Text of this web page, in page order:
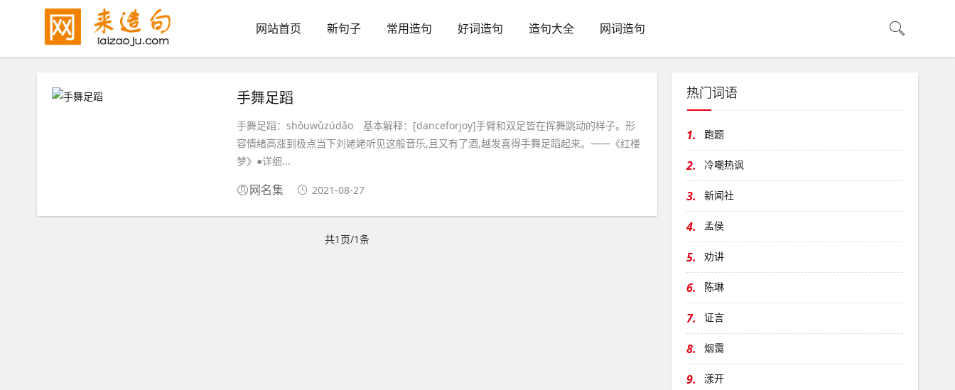
网站首页 新句子 常用造句 好词造句 造句大全 网词造句
手舞足蹈
手舞足蹈：shǒuwǔzúdǎo 基本解释：[danceforjoy]手臂和双足皆在挥舞跳动的样子。形
容情绪高涨到极点当下刘姥姥听见这般音乐,且又有了酒,越发喜得手舞足蹈起来。——《红楼
梦》●详细...
网名集 2021-08-27
共1页/1条
热门词语
1. 跑题
2. 冷嘲热讽
3. 新闻社
4. 孟侯
5. 劝讲
6. 陈琳
7. 证言
8. 烟霭
9. 漾开